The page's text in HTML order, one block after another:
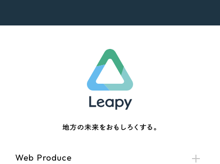
地方の未来をおもしろくする。
Web Produce